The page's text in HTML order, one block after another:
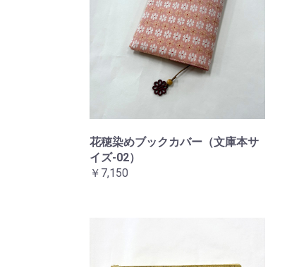
花穂染めブックカバー（文庫本サ
イズ-02）
￥7,150